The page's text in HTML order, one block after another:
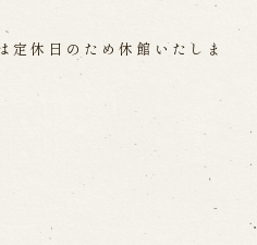
定休日のため休館いたしま